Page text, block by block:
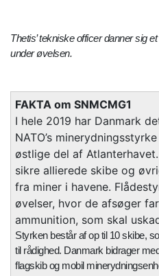
Thetis’ tekniske officer danner sig
under øvelsen.
FAKTA om SNMCMG1
I hele 2019 har Danmark
NATO’s
østlige del af
sikre allierede skibe og
fra miner i havene.
øvelser, hvor de afsøger
ammunition, som skal
Styrken består af op til 10 skibe,
til rådighed. Danmark bidrager
flagskib og mobil